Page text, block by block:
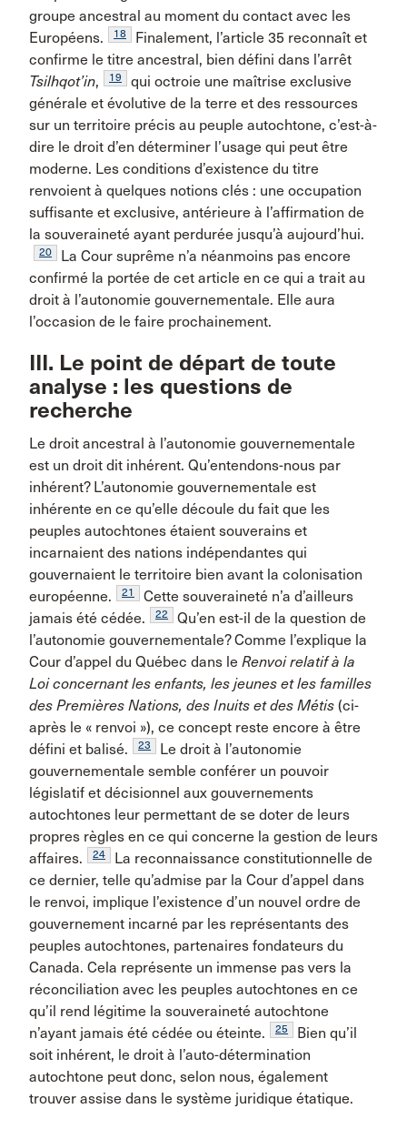
groupe ancestral au moment du contact avec les
Européens.
18
Finalement, l’article 35 reconnaît et
confirme le titre ancestral, bien défini dans l’arrêt
Tsilhqot’in, 19
qui octroie une maîtrise exclusive
générale et évolutive de la terre et des ressources
sur un territoire précis au peuple autochtone, c’est-à-
dire le droit d’en déterminer l’usage qui peut être
moderne. Les conditions d’existence du titre
renvoient à quelques notions clés : une occupation
suffisante et exclusive, antérieure à l’affirmation de
la souveraineté ayant perdurée jusqu’à aujourd’hui.
20
La Cour suprême n’a néanmoins pas encore
confirmé la portée de cet article en ce qui a trait au
droit à l’autonomie gouvernementale. Elle aura
l’occasion de le faire prochainement.
III. Le point de départ de toute
analyse : les questions de
recherche
Le droit ancestral à l’autonomie gouvernementale
est un droit dit inhérent. Qu’entendons-nous par
inhérent? L’autonomie gouvernementale est
inhérente en ce qu’elle découle du fait que les
peuples autochtones étaient souverains et
incarnaient des nations indépendantes qui
gouvernaient le territoire bien avant la colonisation
européenne.
21
Cette souveraineté n’a d’ailleurs
jamais été cédée.
22
Qu’en est-il de la question de
l’autonomie gouvernementale? Comme l’explique la
Cour d’appel du Québec dans le Renvoi relatif à la
Loi concernant les enfants, les jeunes et les familles
des Premières Nations, des Inuits et des Métis (ci-
après le « renvoi »), ce concept reste encore à être
défini et balisé.
23
Le droit à l’autonomie
gouvernementale semble conférer un pouvoir
législatif et décisionnel aux gouvernements
autochtones leur permettant de se doter de leurs
propres règles en ce qui concerne la gestion de leurs
affaires.
24
La reconnaissance constitutionnelle de
ce dernier, telle qu’admise par la Cour d’appel dans
le renvoi, implique l’existence d’un nouvel ordre de
gouvernement incarné par les représentants des
peuples autochtones, partenaires fondateurs du
Canada. Cela représente un immense pas vers la
réconciliation avec les peuples autochtones en ce
qu’il rend légitime la souveraineté autochtone
n’ayant jamais été cédée ou éteinte.
25
Bien qu’il
soit inhérent, le droit à l’auto-détermination
autochtone peut donc, selon nous, également
trouver assise dans le système juridique étatique.